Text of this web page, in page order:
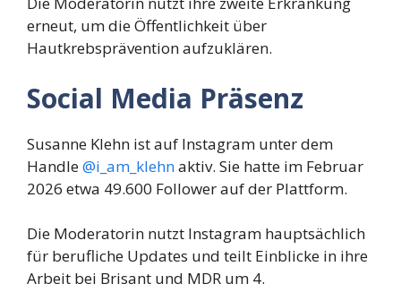
erneut, um die Öffentlichkeit über
Hautkrebsprävention aufzuklären.
Social Media Präsenz
Susanne Klehn ist auf Instagram unter dem
Handle@i_am_klehnaktiv. Sie hatte im Februar
2026 etwa 49.600 Follower auf der Plattform.
Die Moderatorin nutzt Instagram hauptsächlich
für berufliche Updates und teilt Einblicke in ihre
Arbeit bei Brisant und MDR um 4.